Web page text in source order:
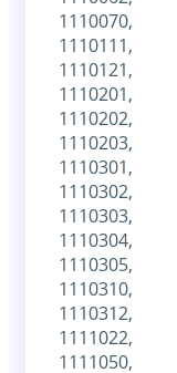
1110070,
1110111,
1110121,
1110201,
1110202,
1110203,
1110301,
1110302,
1110303,
1110304,
1110305,
1110310,
1110312,
1111022,
1111050,